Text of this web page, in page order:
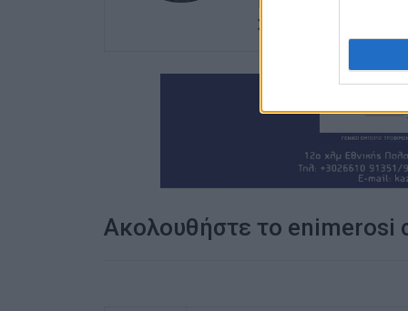
Στρατηγικές Σπουδές.
Ακολουθήστε το enimerosi